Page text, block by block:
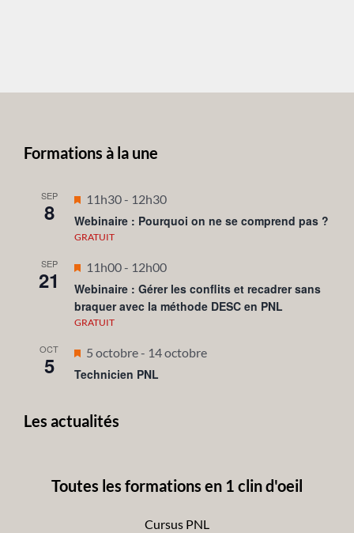
Formations à la une
SEP
8
Mis
en
avant
11h30- 12h30
Webinaire : Pourquoi on ne se comprend pas ?
GRATUIT
SEP
21
Mis
en
avant
11h00- 12h00
Webinaire : Gérer les conflits et recadrer sans
braquer avec la méthode DESC en PNL
GRATUIT
OCT
5
Mis
en
5 octobre- 14 octobre
Technicien PNL
Les actualités
Toutes les formations en 1 clin d'oeil
Cursus PNL